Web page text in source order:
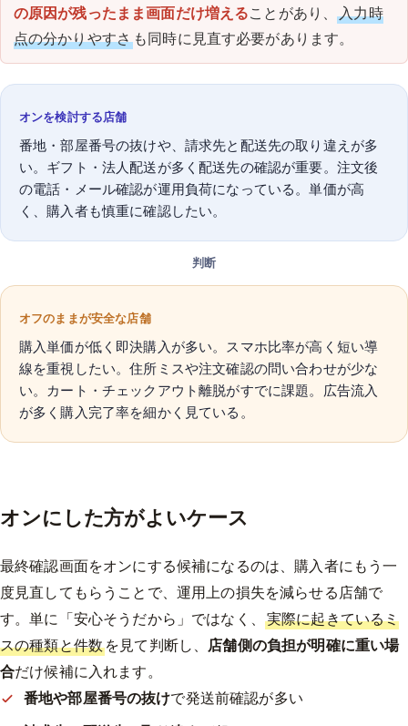
の原因が残ったまま画面だけ増えることがあり、入力時
点の分かりやすさ も同時に見直す必要があります。
オンを検討する店舗
番地・部屋番号の抜けや、請求先と配送先の取り違えが多
い。ギフト・法人配送が多く配送先の確認が重要。注文後
の電話・メール確認が運用負荷になっている。単価が高
く、購入者も慎重に確認したい。
判断
オフのままが安全な店舗
購入単価が低く即決購入が多い。スマホ比率が高く短い導
線を重視したい。住所ミスや注文確認の問い合わせが少な
い。カート・チェックアウト離脱がすでに課題。広告流入
が多く購入完了率を細かく見ている。
オンにした方がよいケース
最終確認画面をオンにする候補になるのは、購入者にもう一
度見直してもらうことで、運用上の損失を減らせる店舗で
す。単に「安心そうだから」ではなく、 実際に起きているミ
スの種類と件数を見て判断し、 店舗側の負担が明確に重い場
合だけ候補に入れます。
番地や部屋番号の抜けで発送前確認が多い